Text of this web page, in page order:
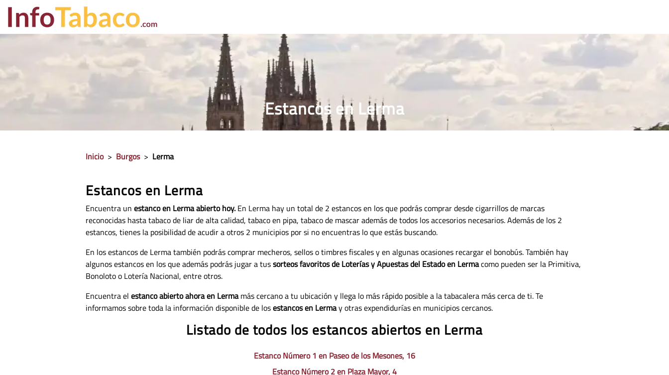
Estancos en Lerma
Inicio > Burgos > Lerma
Estancos en Lerma
Encuentra un estanco en Lerma abierto hoy. En Lerma hay un total de 2 estancos en los que podrás comprar desde cigarrillos de marcas
reconocidas hasta tabaco de liar de alta calidad, tabaco en pipa, tabaco de mascar además de todos los accesorios necesarios.Además de los 2
estancos, tienes la posibilidad de acudir a otros 2 municipios por si no encuentras lo que estás buscando.
En los estancos de Lerma también podrás comprar mecheros, sellos o timbres fiscales y en algunas ocasiones recargar el bonobús. También hay
algunos estancos en los que además podrás jugar a tussorteos favoritos de Loterías y Apuestas del Estado en Lermacomo pueden ser la Primitiva,
Bonoloto o Lotería Nacional, entre otros.
Encuentra el estanco abierto ahora en Lermamás cercano a tu ubicación y llega lo más rápido posible a la tabacalera más cerca de ti. Te
informamos sobre toda la información disponible de losestancos en Lermay otras expendidurías en municipios cercanos.
Listado de todos los estancos abiertos en Lerma
Estanco Número 1 en Paseo de los Mesones, 16
Estanco Número 2 en Plaza Mayor, 4